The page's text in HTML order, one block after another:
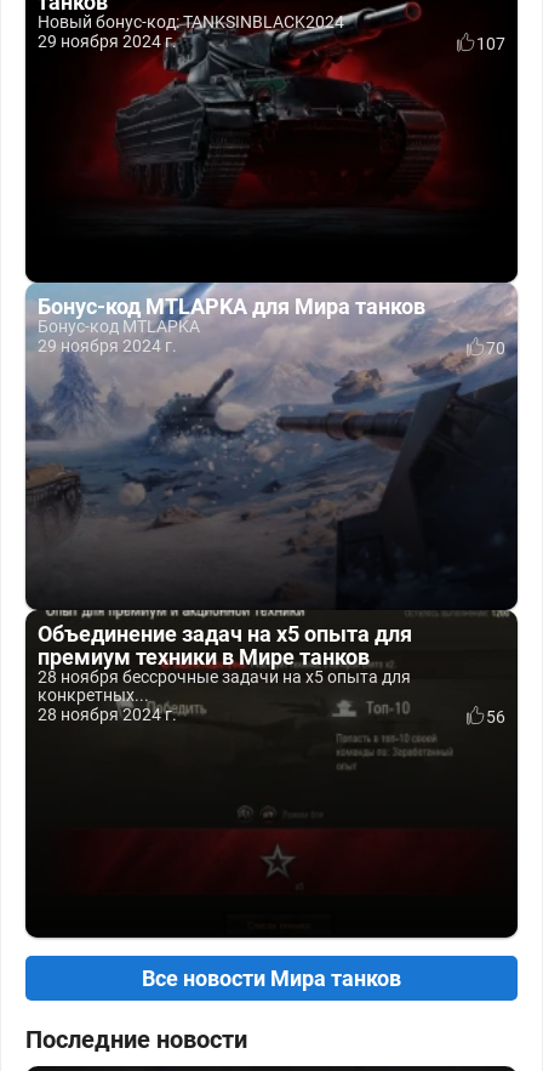
Новый бонус-код: TANKSINBLACK2024
29 ноября 2024 г.
107
Бонус-код MTLAPKA для Мира танков
Бонус-код MTLAPKA
29 ноября 2024 г.
70
Объединение задач на x5 опыта для
премиум техники в Мире танков
28 ноября бессрочные задачи на x5 опыта для
конкретных...
28 ноября 2024 г.
56
Все новости Мира танков
Последние новости